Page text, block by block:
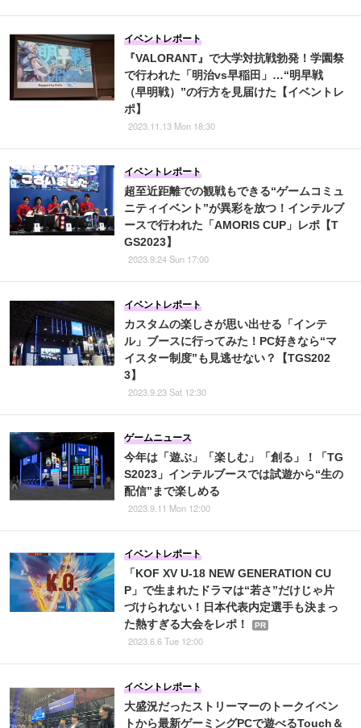
『VALORANT』で大学対抗戦勃発！学園祭
で行われた「明治vs早稲田」…“明早戦
（早明戦）”の行方を見届けた【イベントレ
ポ】
イベントレポート
2023.11.13 Mon 18:30
超至近距離での観戦もできる“ゲームコミュ
ニティイベント”が異彩を放つ！インテルブ
ースで行われた「AMORIS CUP」レポ【T
GS2023】
イベントレポート
2023.9.24 Sun 17:00
カスタムの楽しさが思い出せる「インテ
ル」ブースに行ってみた！PC好きなら“マ
イスター制度”も見逃せない？【TGS202
3】
イベントレポート
2023.9.23 Sat 12:30
今年は「遊ぶ」「楽しむ」「創る」！「TG
S2023」インテルブースでは試遊から“生の
配信”まで楽しめる
ゲームニュース
2023.9.11 Mon 12:00
「KOF XV U-18 NEW GENERATION CU
P」で生まれたドラマは“若さ”だけじゃ片
づけられない！日本代表内定選手も決まっ
た熱すぎる大会をレポ！
PR
イベントレポート
2023.6.6 Tue 12:00
大盛況だったストリーマーのトークイベン
トから最新ゲーミングPCで遊べるTouch＆
イベントレポート